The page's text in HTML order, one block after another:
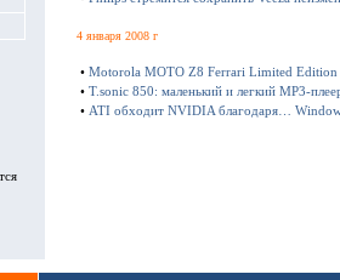
4 января 2008 г
• Motorola MOTO Z8 Ferrari Limited Edition
• T.sonic 850: маленький и легкий MP3-
• ATI обходит NVIDIA благодаря…